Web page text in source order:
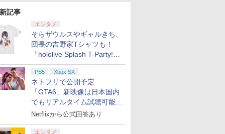
記事
エンタメ
そらザウルスやギャルきち、
団長の吉野家Tシャツも！
「hololive Splash T-Party!」
全Tシャツラインナップ公開
＆オンライン販売開始
PS5 Xbox SX
ネトフリで公開予定
「GTA6」新映像は日本国内
でもリアルタイム試聴可能。
しかも日本語字幕付き
Netflixから公式回答あり
エンタメ